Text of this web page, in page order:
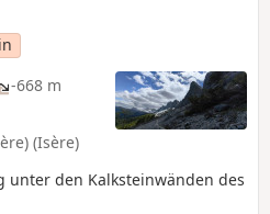
-668 m
(Isère)
unter den Kalksteinwänden des